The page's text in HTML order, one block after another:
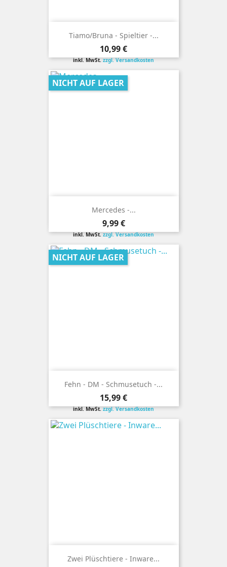
Tiamo/Bruna - Spieltier -...
Preis
10,99 €
inkl. MwSt.zzgl. Versandkosten
Mercedes -...
Preis
9,99 €
inkl. MwSt.zzgl. Versandkosten
NICHT AUF LAGER
Fehn - DM - Schmusetuch -...
Preis
15,99 €
inkl. MwSt.zzgl. Versandkosten
NICHT AUF LAGER
Zwei Plüschtiere - Inware...